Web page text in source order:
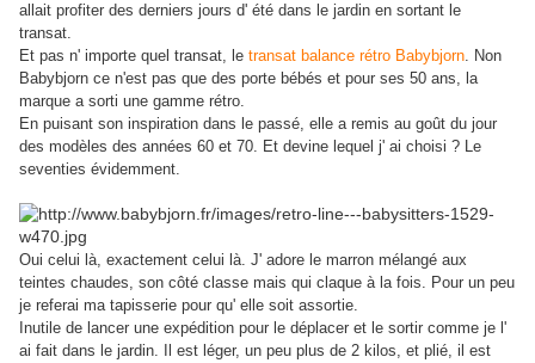
allait profiter des derniers jours d' été dans le jardin en sortant le
transat.
Et pas n' importe quel transat, le transat balance rétro Babybjorn. Non
Babybjorn ce n'est pas que des porte bébés et pour ses 50 ans, la
marque a sorti une gamme rétro.
En puisant son inspiration dans le passé, elle a remis au goût du jour
des modèles des années 60 et 70. Et devine lequel j' ai choisi ? Le
seventies évidemment.
Oui celui là, exactement celui là. J' adore le marron mélangé aux
teintes chaudes, son côté classe mais qui claque à la fois. Pour un peu
je referai ma tapisserie pour qu' elle soit assortie.
Inutile de lancer une expédition pour le déplacer et le sortir comme je l'
ai fait dans le jardin. Il est léger, un peu plus de 2 kilos, et plié, il est